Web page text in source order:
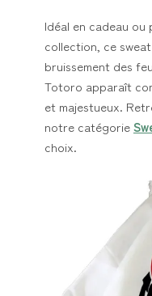
Idéal en cadeau
collection, ce
bruissement des
Totoro apparaît
et majestueux.
notre catégorie
choix.